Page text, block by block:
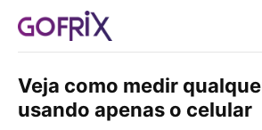
Veja como medir
usando apenas o celular